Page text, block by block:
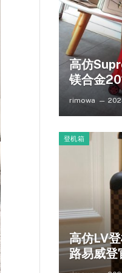
高仿
镁合金
rimowa
登机箱
高仿LV
路易威登